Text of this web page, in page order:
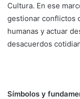
Cultura. En ese
gestionar conflictos
humanas y actuar
desacuerdos
Símbolos y